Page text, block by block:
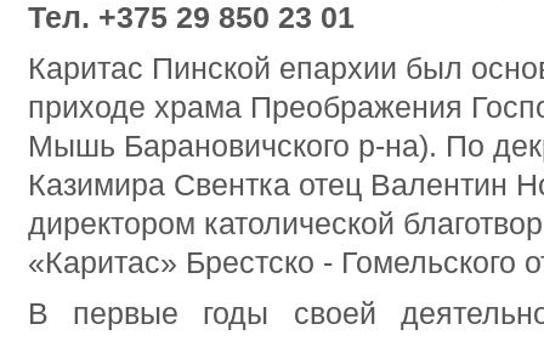
Тел. +375 29 850 23 01
Каритас Пинской епархии был
приходе храма Преображения
Мышь Барановичского р-на). По
Казимира Свентка отец Валентин
директором католической
«Каритас» Брестско - Гомельского
В первые годы своей